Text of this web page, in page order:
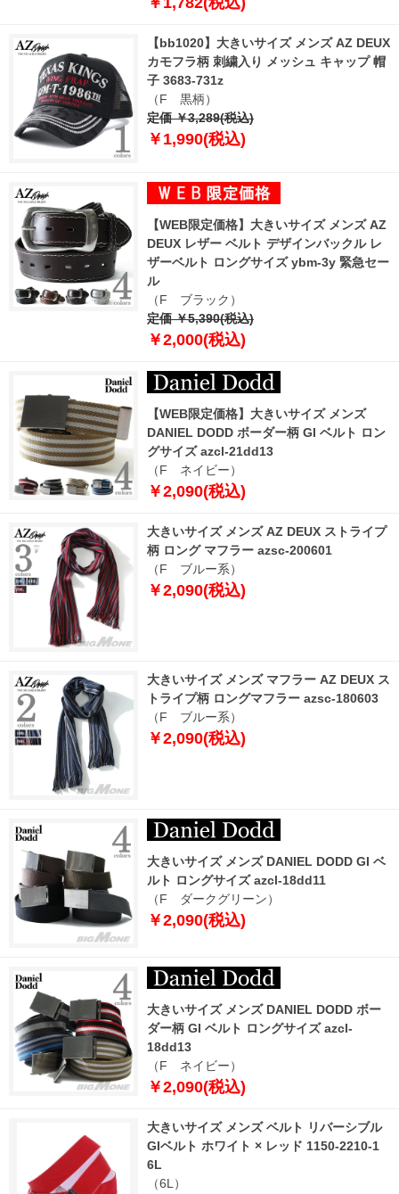
【bb1020】大きいサイズ メンズ AZ DEUX
カモフラ柄 刺繍入り メッシュ キャップ 帽
子 3683-731z
（F 黒柄）
定価 ￥3,289(税込)
￥1,990(税込)
【WEB限定価格】大きいサイズ メンズ AZ
DEUX レザー ベルト デザインバックル レ
ザーベルト ロングサイズ ybm-3y 緊急セー
ル
（F ブラック）
定価 ￥5,390(税込)
￥2,000(税込)
【WEB限定価格】大きいサイズ メンズ
DANIEL DODD ボーダー柄 GI ベルト ロン
グサイズ azcl-21dd13
（F ネイビー）
￥2,090(税込)
大きいサイズ メンズ AZ DEUX ストライプ
柄 ロング マフラー azsc-200601
（F ブルー系）
￥2,090(税込)
大きいサイズ メンズ マフラー AZ DEUX ス
トライプ柄 ロングマフラー azsc-180603
（F ブルー系）
￥2,090(税込)
大きいサイズ メンズ DANIEL DODD GI ベ
ルト ロングサイズ azcl-18dd11
（F ダークグリーン）
￥2,090(税込)
大きいサイズ メンズ DANIEL DODD ボー
ダー柄 GI ベルト ロングサイズ azcl-
18dd13
（F ネイビー）
￥2,090(税込)
大きいサイズ メンズ ベルト リバーシブル
GIベルト ホワイト × レッド 1150-2210-1
6L
（6L）